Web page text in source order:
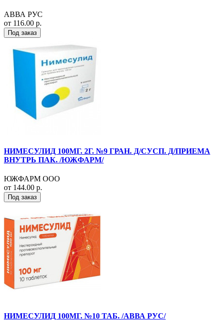
АВВА РУС
от 116.00 р.
Под заказ
НИМЕСУЛИД 100МГ. 2Г. №9 ГРАН. Д/СУСП. Д/ПРИЕМА
ВНУТРЬ ПАК. /ЮЖФАРМ/
ЮЖФАРМ ООО
от 144.00 р.
Под заказ
НИМЕСУЛИД 100МГ. №10 ТАБ. /АВВА РУС/